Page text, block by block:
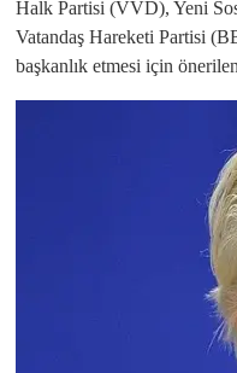
Halk Partisi (VVD), Yeni
Vatandaş Hareketi Partisi
başkanlık etmesi için